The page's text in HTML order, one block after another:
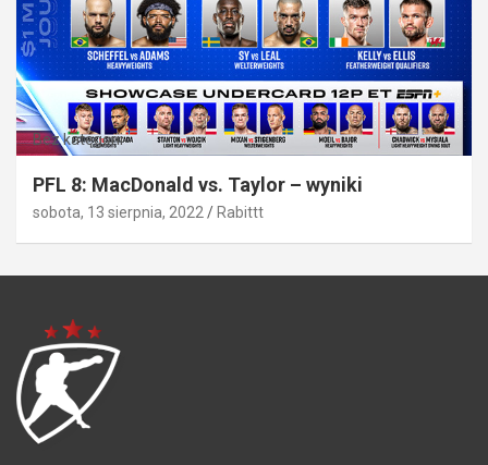
Bez kategorii
PFL 8: MacDonald vs. Taylor – wyniki
sobota, 13 sierpnia, 2022 Rabittt